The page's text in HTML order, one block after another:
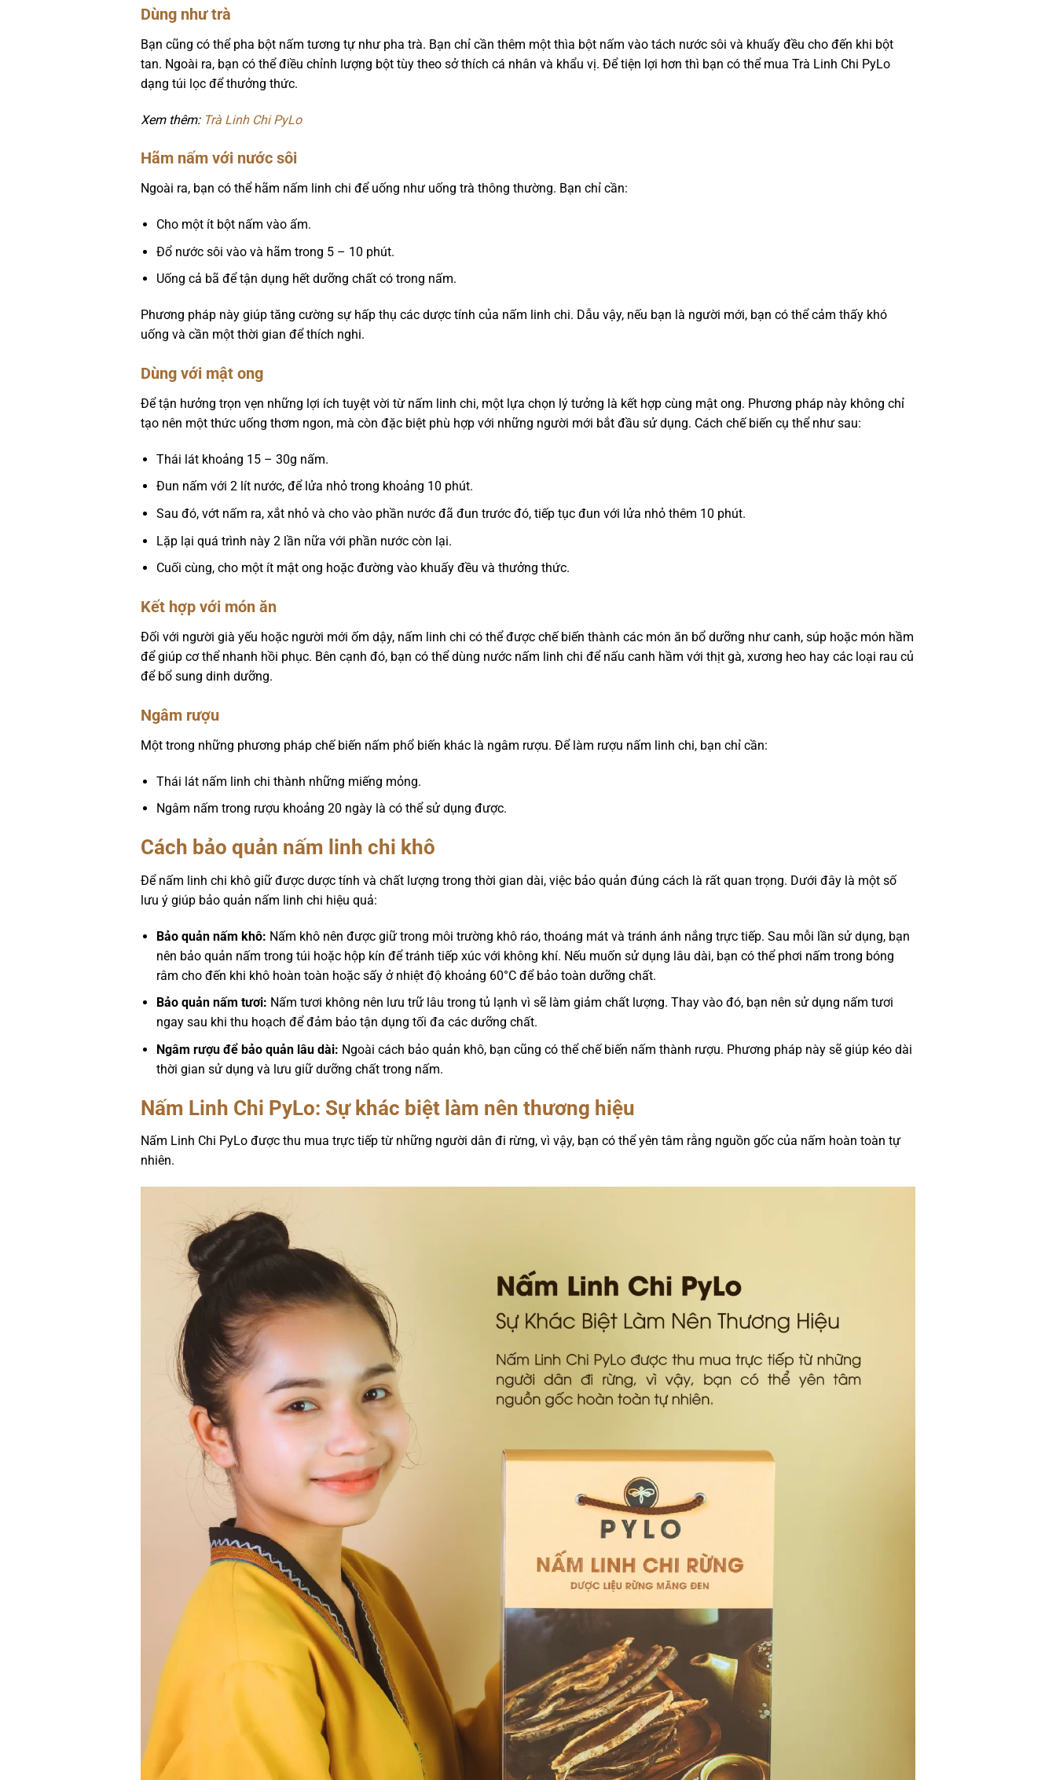
Dùng như trà
Bạn cũng có thể pha bột nấm tương tự như pha trà. Bạn chỉ cần thêm một thìa bột nấm vào tách nước sôi và khuấy đều cho đến khi bột
tan. Ngoài ra, bạn có thể điều chỉnh lượng bột tùy theo sở thích cá nhân và khẩu vị. Để tiện lợi hơn thì bạn có thể mua Trà Linh Chi PyLo
dạng túi lọc để thưởng thức.
Xem thêm: Trà Linh Chi PyLo
Hãm nấm với nước sôi
Ngoài ra, bạn có thể hãm nấm linh chi để uống như uống trà thông thường. Bạn chỉ cần:
Cho một ít bột nấm vào ấm.
Đổ nước sôi vào và hãm trong 5 – 10 phút.
Uống cả bã để tận dụng hết dưỡng chất có trong nấm.
Phương pháp này giúp tăng cường sự hấp thụ các dược tính của nấm linh chi. Dẫu vậy, nếu bạn là người mới, bạn có thể cảm thấy khó
uống và cần một thời gian để thích nghi.
Dùng với mật ong
Để tận hưởng trọn vẹn những lợi ích tuyệt vời từ nấm linh chi, một lựa chọn lý tưởng là kết hợp cùng mật ong. Phương pháp này không chỉ
tạo nên một thức uống thơm ngon, mà còn đặc biệt phù hợp với những người mới bắt đầu sử dụng. Cách chế biến cụ thể như sau:
Thái lát khoảng 15 – 30g nấm.
Đun nấm với 2 lít nước, để lửa nhỏ trong khoảng 10 phút.
Sau đó, vớt nấm ra, xắt nhỏ và cho vào phần nước đã đun trước đó, tiếp tục đun với lửa nhỏ thêm 10 phút.
Lặp lại quá trình này 2 lần nữa với phần nước còn lại.
Cuối cùng, cho một ít mật ong hoặc đường vào khuấy đều và thưởng thức.
Kết hợp với món ăn
Đối với người già yếu hoặc người mới ốm dậy, nấm linh chi có thể được chế biến thành các món ăn bổ dưỡng như canh, súp hoặc món hầm
để giúp cơ thể nhanh hồi phục. Bên cạnh đó, bạn có thể dùng nước nấm linh chi để nấu canh hầm với thịt gà, xương heo hay các loại rau củ
để bổ sung dinh dưỡng.
Ngâm rượu
Một trong những phương pháp chế biến nấm phổ biến khác là ngâm rượu. Để làm rượu nấm linh chi, bạn chỉ cần:
Thái lát nấm linh chi thành những miếng mỏng.
Ngâm nấm trong rượu khoảng 20 ngày là có thể sử dụng được.
Cách bảo quản nấm linh chi khô
Để nấm linh chi khô giữ được dược tính và chất lượng trong thời gian dài, việc bảo quản đúng cách là rất quan trọng. Dưới đây là một số
lưu ý giúp bảo quản nấm linh chi hiệu quả:
Bảo quản nấm khô: Nấm khô nên được giữ trong môi trường khô ráo, thoáng mát và tránh ánh nắng trực tiếp. Sau mỗi lần sử dụng, bạn
nên bảo quản nấm trong túi hoặc hộp kín để tránh tiếp xúc với không khí. Nếu muốn sử dụng lâu dài, bạn có thể phơi nấm trong bóng
râm cho đến khi khô hoàn toàn hoặc sấy ở nhiệt độ khoảng 60°C để bảo toàn dưỡng chất.
Bảo quản nấm tươi: Nấm tươi không nên lưu trữ lâu trong tủ lạnh vì sẽ làm giảm chất lượng. Thay vào đó, bạn nên sử dụng nấm tươi
ngay sau khi thu hoạch để đảm bảo tận dụng tối đa các dưỡng chất.
Ngâm rượu để bảo quản lâu dài: Ngoài cách bảo quản khô, bạn cũng có thể chế biến nấm thành rượu. Phương pháp này sẽ giúp kéo dài
thời gian sử dụng và lưu giữ dưỡng chất trong nấm.
Nấm Linh Chi PyLo: Sự khác biệt làm nên thương hiệu
Nấm Linh Chi PyLo được thu mua trực tiếp từ những người dân đi rừng, vì vậy, bạn có thể yên tâm rằng nguồn gốc của nấm hoàn toàn tự
nhiên.